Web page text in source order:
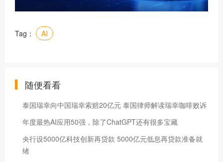
Tag： AI
随便看看
泰国瑞幸向中国瑞幸索赔20亿元 泰国律师解读瑞幸咖啡败诉
年度最热AI应用50强，除了ChatGPT还有很多宝藏
央行设5000亿科技创新再贷款 5000亿元低息再贷款准备就
绪